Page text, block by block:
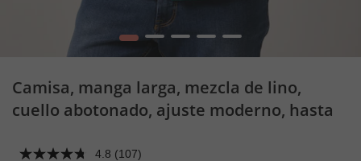
1 2 3 4 5
Camisa, manga larga, mezcla de lino,
cuello abotonado, ajuste moderno, hasta
4.8 (107)